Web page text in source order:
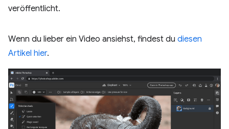
veröffentlicht.
Wenn du lieber ein Video ansiehst, findest du diesen
Artikel hier.